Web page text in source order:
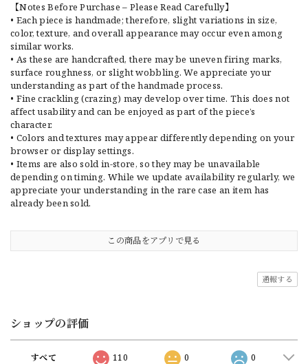
【Notes Before Purchase – Please Read Carefully】
• Each piece is handmade; therefore, slight variations in size,
color, texture, and overall appearance may occur even among
similar works.
• As these are handcrafted, there may be uneven firing marks,
surface roughness, or slight wobbling. We appreciate your
understanding as part of the handmade process.
• Fine crackling (crazing) may develop over time. This does not
affect usability and can be enjoyed as part of the piece’s
character.
• Colors and textures may appear differently depending on your
browser or display settings.
• Items are also sold in-store, so they may be unavailable
depending on timing. While we update availability regularly, we
appreciate your understanding in the rare case an item has
already been sold.
この商品をアプリで見る
通報する
ショップの評価
すべて 110 0 0